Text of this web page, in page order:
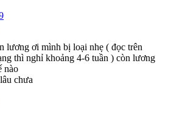
lương ơi mình bị loại nhẹ ( đọc trên
thì nghỉ khoảng 4-6 tuần ) còn lương
nào
chưa